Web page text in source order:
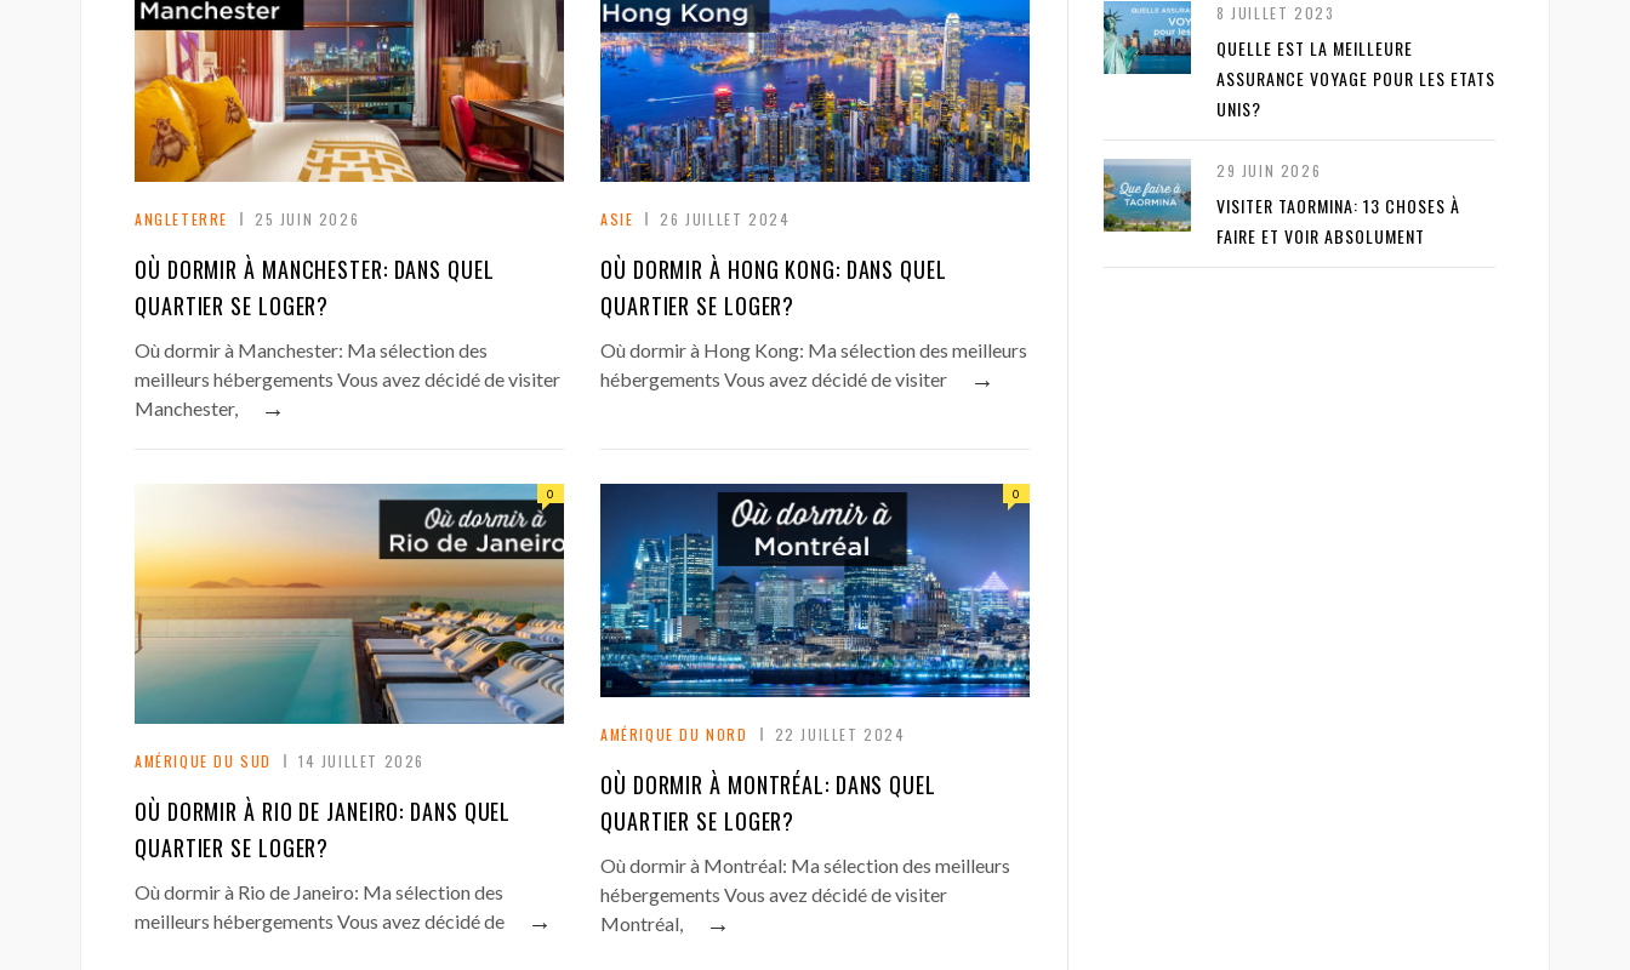
ANGLETERRE 25 JUIN 2026
OÙ DORMIR À MANCHESTER: DANS QUEL
QUARTIER SE LOGER?
Où dormir à Manchester: Ma sélection des
meilleurs hébergements Vous avez décidé de visiter
Manchester,
→
ASIE 26 JUILLET 2024
OÙ DORMIR À HONG KONG: DANS QUEL
QUARTIER SE LOGER?
Où dormir à Hong Kong: Ma sélection des meilleurs
hébergements Vous avez décidé de visiter
→
AMÉRIQUE DU SUD 14 JUILLET 2026
0
OÙ DORMIR À RIO DE JANEIRO: DANS QUEL
QUARTIER SE LOGER?
Où dormir à Rio de Janeiro: Ma sélection des
meilleurs hébergements Vous avez décidé de
→
AMÉRIQUE DU NORD 22 JUILLET 2024
0
OÙ DORMIR À MONTRÉAL: DANS QUEL
QUARTIER SE LOGER?
Où dormir à Montréal: Ma sélection des meilleurs
hébergements Vous avez décidé de visiter
Montréal,
→
8 JUILLET 2023
QUELLE EST LA MEILLEURE
ASSURANCE VOYAGE POUR LES ETATS
UNIS?
29 JUIN 2026
VISITER TAORMINA: 13 CHOSES À
FAIRE ET VOIR ABSOLUMENT